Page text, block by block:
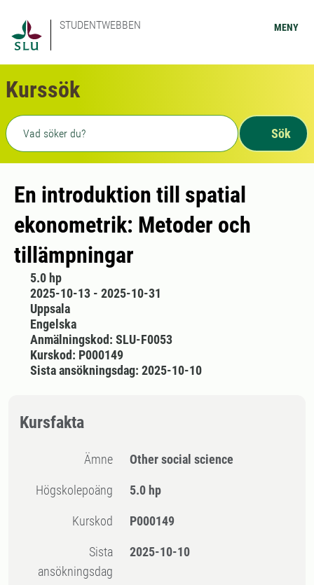
STUDENTWEBBEN MENY
Kurssök
Fritext sökning
Sök
En introduktion till spatial
ekonometrik: Metoder och
tillämpningar
5.0 hp
2025-10-13 - 2025-10-31
Uppsala
Engelska
Anmälningskod: SLU-F0053
Kurskod: P000149
Sista ansökningsdag: 2025-10-10
Kursfakta
Ämne Other social science
högskolepoäng 5.0 hp
Kurskod P000149
Sista
ansökningsdag
2025-10-10